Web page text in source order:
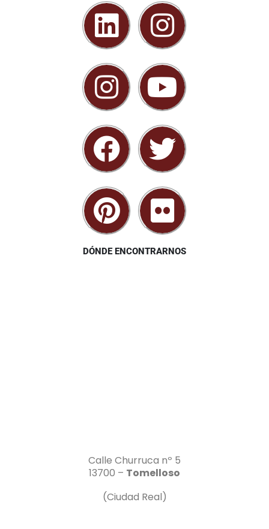
DÓNDE ENCONTRARNOS
Calle Churruca nº 5
13700 – Tomelloso
(Ciudad Real)